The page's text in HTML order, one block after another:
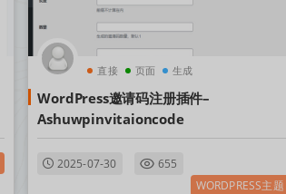
直接 页面 生成
WordPress邀请码注册插件–
Ashuwpinvitaioncode
2025-07-30
655
WORDPRESS主题